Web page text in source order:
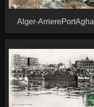
Alger-ArrierePortAgha